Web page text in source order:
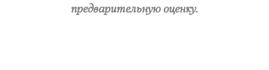
предварительную оценку.